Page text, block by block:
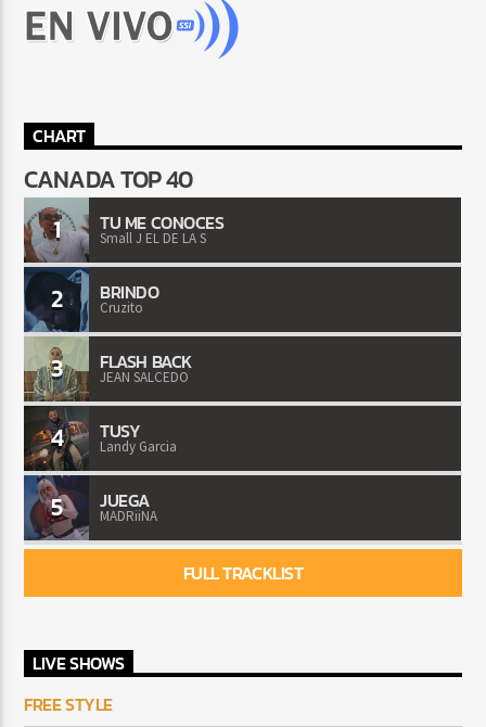
CHART
CANADA TOP 40
1 TU ME CONOCES
Small J EL DE LA S
2 BRINDO
Cruzito
3 FLASH BACK
JEAN SALCEDO
4 TUSY
Landy Garcia
5 JUEGA
MADRiiNA
FULL TRACKLIST
LIVE SHOWS
FREE STYLE